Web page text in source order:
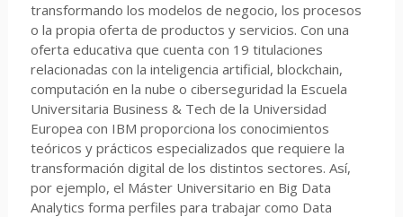
transformando los modelos de negocio, los procesos
o la propia oferta de productos y servicios. Con una
oferta educativa que cuenta con 19 titulaciones
relacionadas con la inteligencia artificial, blockchain,
computación en la nube o ciberseguridad la Escuela
Universitaria Business & Tech de la Universidad
Europea con IBM proporciona los conocimientos
teóricos y prácticos especializados que requiere la
transformación digital de los distintos sectores. Así,
por ejemplo, el Máster Universitario en Big Data
Analytics forma perfiles para trabajar como Data